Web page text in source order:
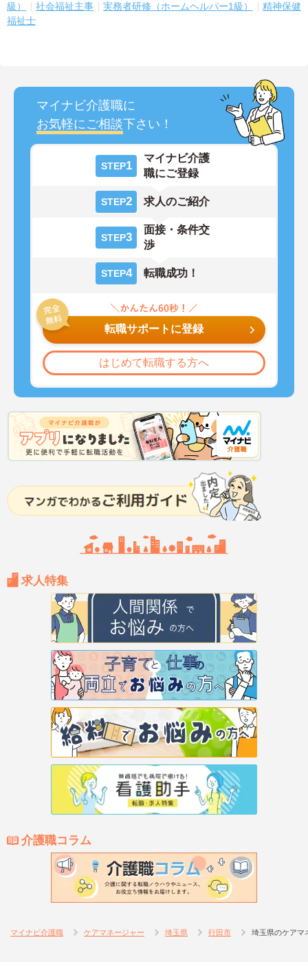
級）
社会福祉主事 実務者研修（ホームヘルパー1級）
精神保健
福祉士
マイナビ介護職に
お気軽にご相談下さい！
STEP1
マイナビ介護
職にご登録
STEP2 求人のご紹介
STEP3
面接・条件交
渉
STEP4 転職成功！
転職サポートに登録
はじめて転職する方へ
求人特集
介護職コラム
マイナビ介護職 ケアマネージャー 埼玉県 行田市 埼玉県のケアマ